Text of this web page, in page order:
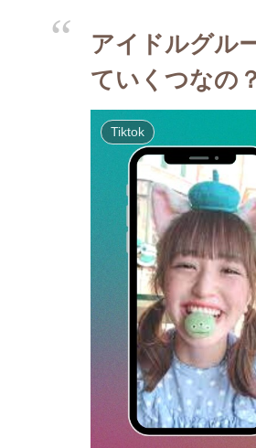
アイドルグル
ていくつなの
Tiktok